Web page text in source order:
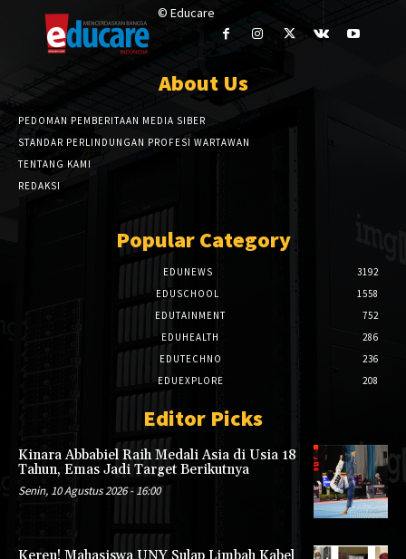
© Educare
About Us
PEDOMAN PEMBERITAAN MEDIA SIBER
STANDAR PERLINDUNGAN PROFESI WARTAWAN
TENTANG KAMI
REDAKSI
Popular Category
EDUNEWS
3192
EDUSCHOOL
1558
EDUTAINMENT
752
EDUHEALTH
286
EDUTECHNO
236
EDUEXPLORE
208
Editor Picks
Kinara Abbabiel Raih Medali Asia di Usia 18
Tahun, Emas Jadi Target Berikutnya
Senin, 10 Agustus 2026 - 16:00